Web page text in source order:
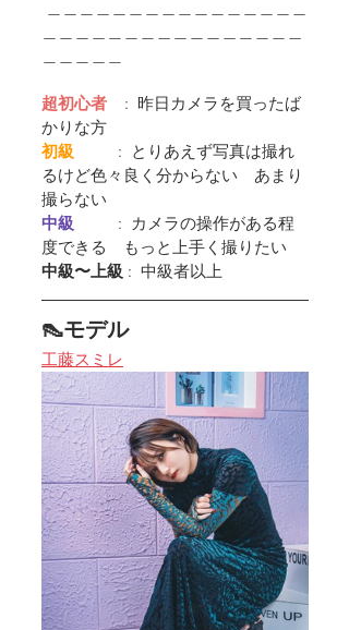
超初心者 :  昨日カメラを買ったば
かりな方
初級
:  とりあえず写真は撮れ
るけど色々良く分からない　あまり
撮らない
中級
:  カメラの操作がある程
度できる　もっと上手く撮りたい
中級〜上級 :  中級者以上
👠モデル
工藤スミレ